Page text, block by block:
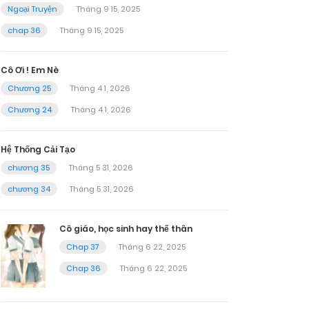
Ngoại Truyện
Tháng 9 15, 2025
chap 36
Tháng 9 15, 2025
Cô Ơi ! Em Nè
Chương 25
Tháng 4 1, 2026
Chương 24
Tháng 4 1, 2026
Hệ Thống Cải Tạo
chương 35
Tháng 5 31, 2026
chương 34
Tháng 5 31, 2026
Cô giáo, học sinh hay thế thân
Chap 37
Tháng 6 22, 2025
Chap 36
Tháng 6 22, 2025